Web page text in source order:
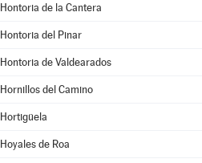
Hontoria de la Cantera
Hontoria del Pinar
Hontoria de Valdearados
Hornillos del Camino
Hortigüela
Hoyales de Roa